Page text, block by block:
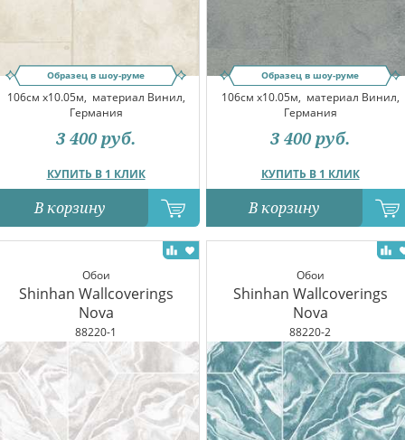
Образец в шоу-руме
106см x10.05м, материал Винил,
Германия
КУПИТЬ В 1 КЛИК
3 400 руб.
В корзину
Образец в шоу-руме
106см x10.05м, материал Винил,
Германия
КУПИТЬ В 1 КЛИК
3 400 руб.
В корзину
Обои
Shinhan Wallcoverings
Nova
88220-1
Обои
Shinhan Wallcoverings
Nova
88220-2